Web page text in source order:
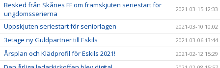
Besked från Skånes FF om framskjuten seriestart för
ungdomsserierna
2021-03-15 12:33
Uppskjuten seriestart för seniorlagen 2021-03-10 10:02
3etage ny Guldpartner till Eskils 2021-03-06 13:44
Årsplan och Klädprofil för Eskils 2021! 2021-02-12 15:29